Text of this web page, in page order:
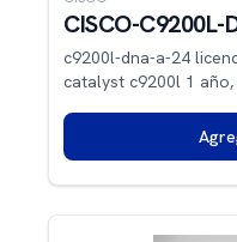
CISCO-C9200L-
c9200l-dna-a-24
catalyst c9200l 1 año,